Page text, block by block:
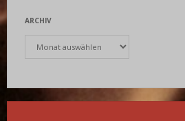
ARCHIV